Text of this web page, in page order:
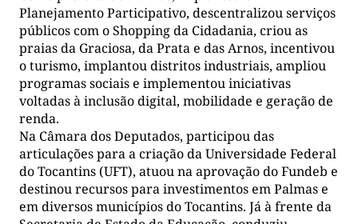
Planejamento Participativo, descentralizou serviços
públicos com o Shopping da Cidadania, criou as
praias da Graciosa, da Prata e das Arnos, incentivou
o turismo, implantou distritos industriais, ampliou
programas sociais e implementou iniciativas
voltadas à inclusão digital, mobilidade e geração de
renda.
Na Câmara dos Deputados, participou das
articulações para a criação da Universidade Federal
do Tocantins (UFT), atuou na aprovação do Fundeb e
destinou recursos para investimentos em Palmas e
em diversos municípios do Tocantins. Já à frente da